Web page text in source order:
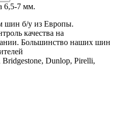
6,5-7 мм.
шин б/у из Европы.
качества на
Большинство наших шин
Dunlop, Pirelli,